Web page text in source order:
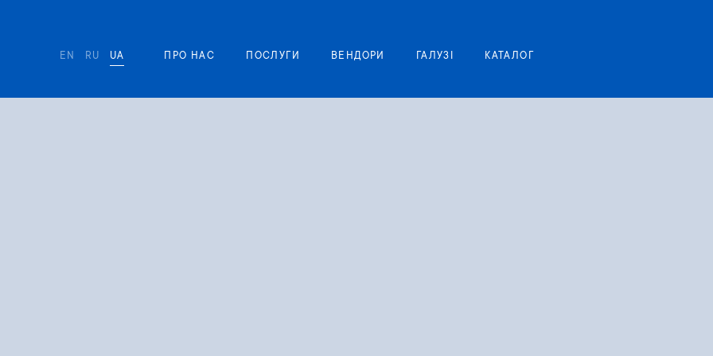
EN RU UA ПРО НАС ПОСЛУГИ ВЕНДОРИ ГАЛУЗІ КАТАЛОГ